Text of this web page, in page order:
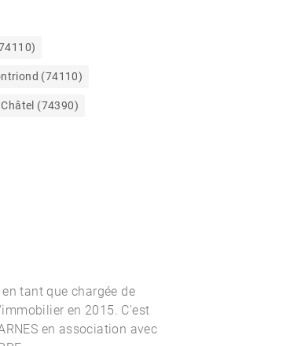
(74110)
Châtel (74390)
tant que chargée de
en 2015. C'est
en association avec